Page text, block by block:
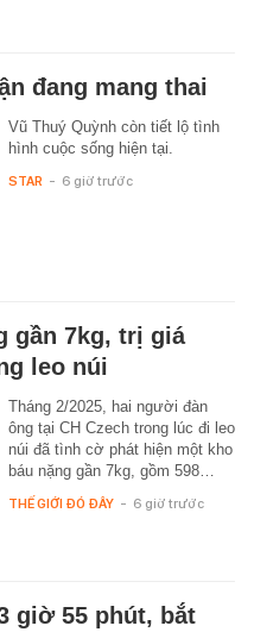
đang mang thai
Vũ Thuý Quỳnh còn tiết lộ tình
hình cuộc sống hiện tại.
STAR - 6 giờ trước
gần 7kg, trị giá
leo núi
Tháng 2/2025, hai người đàn
ông tại CH Czech trong lúc đi leo
núi đã tình cờ phát hiện một kho
báu nặng gần 7kg, gồm 598…
THẾ GIỚI ĐÓ ĐÂY - 6 giờ trước
giờ 55 phút, bắt